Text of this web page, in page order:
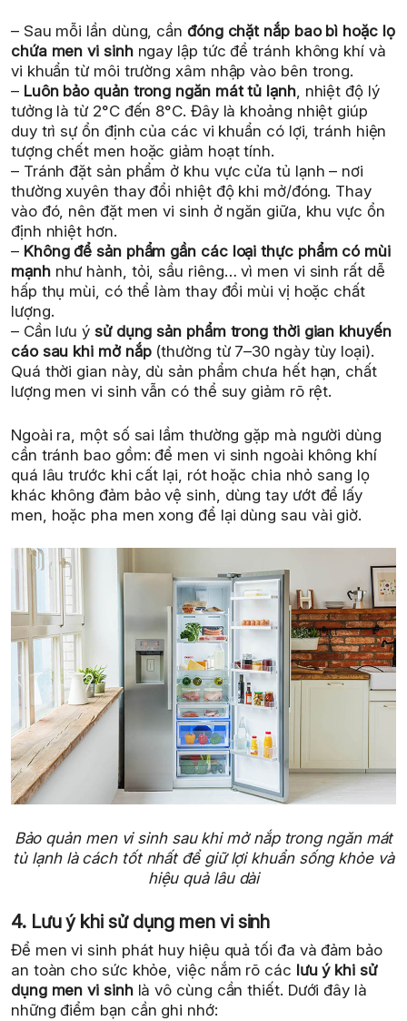
– Sau mỗi lần dùng, cần đóng chặt nắp bao bì hoặc lọ
chứa men vi sinhngay lập tức để tránh không khí và
vi khuẩn từ môi trường xâm nhập vào bên trong.
– Luôn bảo quản trong ngăn mát tủ lạnh, nhiệt độ lý
tưởng là từ 2°C đến 8°C. Đây là khoảng nhiệt giúp
duy trì sự ổn định của các vi khuẩn có lợi, tránh hiện
tượng chết men hoặc giảm hoạt tính.
– Tránh đặt sản phẩm ở khu vực cửa tủ lạnh – nơi
thường xuyên thay đổi nhiệt độ khi mở/đóng. Thay
vào đó, nên đặt men vi sinh ở ngăn giữa, khu vực ổn
định nhiệt hơn.
– Không để sản phẩm gần các loại thực phẩm có mùi
mạnhnhư hành, tỏi, sầu riêng… vì men vi sinh rất dễ
hấp thụ mùi, có thể làm thay đổi mùi vị hoặc chất
lượng.
– Cần lưu ý sử dụng sản phẩm trong thời gian khuyến
cáo sau khi mở nắp(thường từ 7–30 ngày tùy loại).
Quá thời gian này, dù sản phẩm chưa hết hạn, chất
lượng men vi sinh vẫn có thể suy giảm rõ rệt.
Ngoài ra, một số sai lầm thường gặp mà người dùng
cần tránh bao gồm: để men vi sinh ngoài không khí
quá lâu trước khi cất lại, rót hoặc chia nhỏ sang lọ
khác không đảm bảo vệ sinh, dùng tay ướt để lấy
men, hoặc pha men xong để lại dùng sau vài giờ.
Bảo quản men vi sinh sau khi mở nắp trong ngăn mát
tủ lạnh là cách tốt nhất để giữ lợi khuẩn sống khỏe và
hiệu quả lâu dài
4. Lưu ý khi sử dụng men vi sinh
Để men vi sinh phát huy hiệu quả tối đa và đảm bảo
an toàn cho sức khỏe, việc nắm rõ các lưu ý khi sử
dụng men vi sinhlà vô cùng cần thiết. Dưới đây là
những điểm bạn cần ghi nhớ: